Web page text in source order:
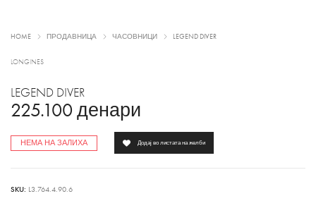
HOME ПРОДАВНИЦА ЧАСОВНИЦИ LEGEND DIVER
LONGINES
LEGEND DIVER
225.100 денари
НЕМА НА ЗАЛИХА Додај во листата на желби
SKU: L3.764.4.90.6